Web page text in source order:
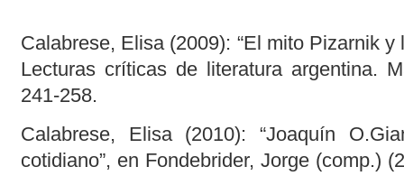
Calabrese, Elisa (2009): “El mito Pizarnik y
Lecturas críticas de literatura argentina.
241-258.
Calabrese, Elisa (2010): “Joaquín
cotidiano”, en Fondebrider, Jorge (comp.)